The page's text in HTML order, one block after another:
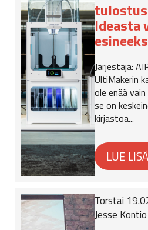
Ideasta
Järjestäjä:
UltiMakerin
ole enää
se on
kirjastoa...
Torstai
Jesse Kontio